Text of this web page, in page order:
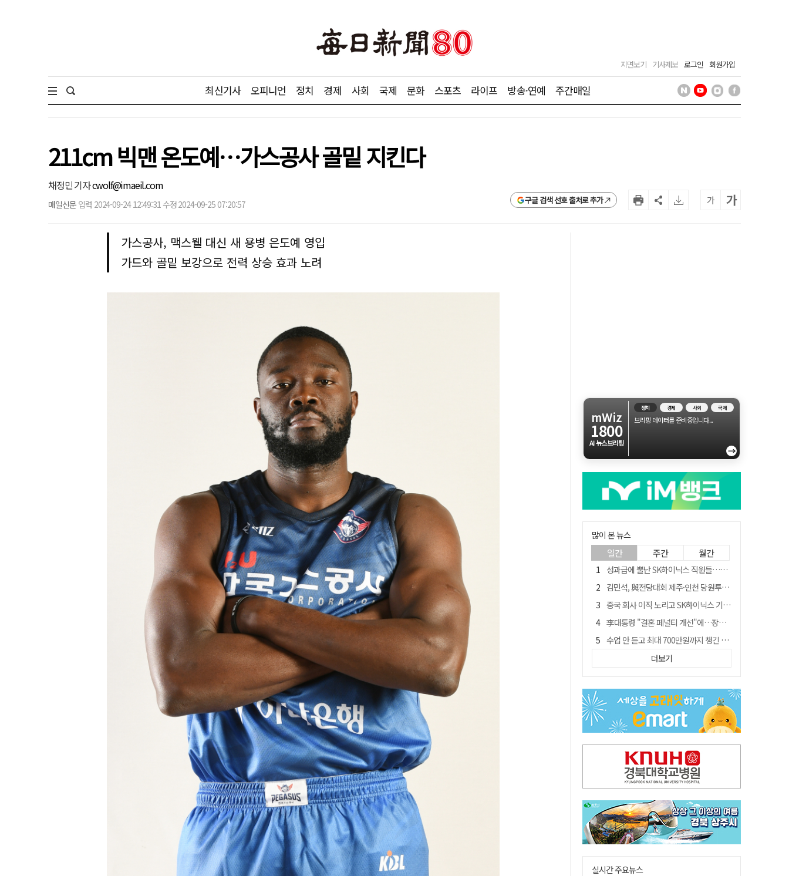
지면보기 기사제보 로그인 회원가입
최신기사 오피니언 정치 경제 사회 국제 문화 스포츠 라이프 방송·연예 주간매일
211cm 빅맨 온도예…가스공사 골밑 지킨다
채정민 기자cwolf@imaeil.com
매일신문 입력 2024-09-24 12:49:31 수정 2024-09-25 07:20:57 구글 검색 선호 출처로 추가 가 가
가스공사, 맥스웰 대신 새 용병 은도예 영입
가드와 골밑 보강으로 전력 상승 효과 노려
mWiz
1800
AI 뉴스브리핑
정치 경제 사회 국제
브리핑 데이터를 준비중입니다...
→
많이 본 뉴스
일간 주간 월간
성과급에 뿔난 SK하이닉스 직원들…3500명 모여 '새 노조' 만든다
김민석, 與전당대회 제주·인천 당원투표서 승리…누적 득표는 '초박빙'
중국 회사 이직 노리고 SK하이닉스 기밀 빼돌려…결국 실형
李대통령 "결혼 페널티 개선"에…장동혁 "그 페널티 만든 게 이 정권"
수업 안 듣고 최대 700만원까지 챙긴 포항 A대학 '유령 선수' 등 19명 무더기 송치
트럼프 만난 손현보 목사…"현재 자유대한민국 여러 면에서 어려움"
경북 칠곡시니어클럽 커피앤솝 사업단…자개소품 만들기 문화체험 운영
"아버지 외출한 사이"…흉기로 40대母 살해한 고교 자퇴생, 구속 기로에
신축 줄고 리모델링 뜨자…건설업계, 로봇·모듈러로 방향 튼다
더보기
실시간 주요뉴스